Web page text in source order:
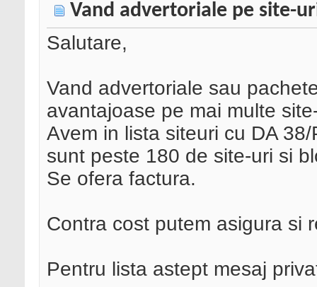
Vand advertoriale pe site-
Salutare,
Vand advertoriale sau
avantajoase pe mai multe
Avem in lista siteuri cu DA
sunt peste 180 de site-uri si
Se ofera factura.
Contra cost putem asigura si
Pentru lista astept mesaj